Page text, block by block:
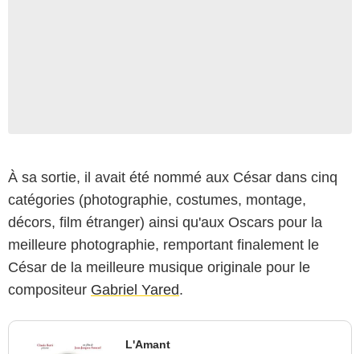
À sa sortie, il avait été nommé aux César dans cinq
catégories (photographie, costumes, montage,
décors, film étranger) ainsi qu'aux Oscars pour la
meilleure photographie, remportant finalement le
César de la meilleure musique originale pour le
compositeur Gabriel Yared.
L'Amant